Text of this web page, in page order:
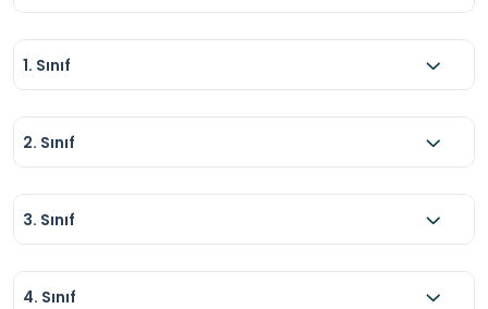
1. Sınıf
2. Sınıf
3. Sınıf
4. Sınıf